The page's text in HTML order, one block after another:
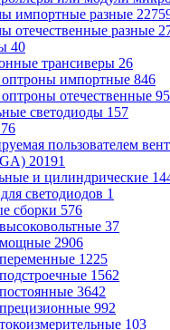
импортные разные
отечественные разные
40
трансиверы 26
импортные 846
отечественные 95
светодиоды 157
пользователем
20191
и цилиндрические
светодиодов 1
сборки 576
37
мощные 2906
1225
1562
3642
992
103